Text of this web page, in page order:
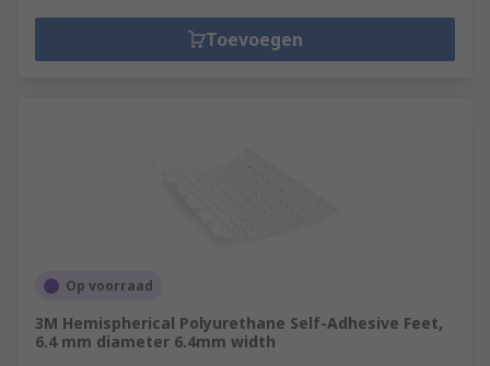
Toevoegen
Op voorraad
3M Hemispherical Polyurethane Self-Adhesive Feet,
6.4 mm diameter 6.4mm width